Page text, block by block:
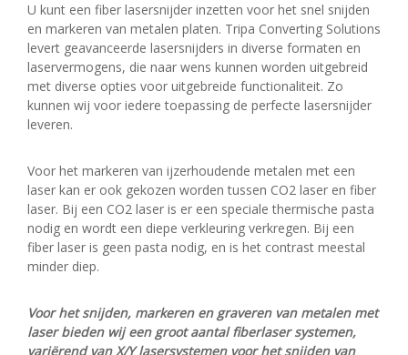
U kunt een fiber lasersnijder inzetten voor het snel snijden
en markeren van metalen platen. Tripa Converting Solutions
levert geavanceerde lasersnijders in diverse formaten en
laservermogens, die naar wens kunnen worden uitgebreid
met diverse opties voor uitgebreide functionaliteit. Zo
kunnen wij voor iedere toepassing de perfecte lasersnijder
leveren.
Voor het markeren van ijzerhoudende metalen met een
laser kan er ook gekozen worden tussen CO2 laser en fiber
laser. Bij een CO2 laser is er een speciale thermische pasta
nodig en wordt een diepe verkleuring verkregen. Bij een
fiber laser is geen pasta nodig, en is het contrast meestal
minder diep.
Voor het snijden, markeren en graveren van metalen met
laser bieden wij een groot aantal fiberlaser systemen,
variërend van X/Y lasersystemen voor het snijden van